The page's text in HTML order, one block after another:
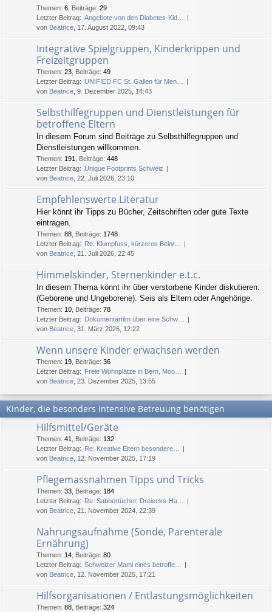
Themen: 6 Beiträge: 29
Letzter Beitrag: Angebote von den Diabetes-Kid…
von Beatrice , 17. August 2022, 09:43
Integrative Spielgruppen, Kinderkrippen und
Freizeitgruppen
Themen: 23 Beiträge: 49
Letzter Beitrag: UNIFIED FC St. Gallen für Men…
von Beatrice , 9. Dezember 2025, 14:43
Selbsthilfegruppen und Dienstleistungen für
betroffene Eltern
In diesem Forum sind Beiträge zu Selbsthilfegruppen und
Dienstleistungen willkommen.
Themen: 191 Beiträge: 448
Letzter Beitrag: Unique Footprints Schweiz
von Beatrice , 22. Juli 2026, 23:10
Empfehlenswerte Literatur
Hier könnt ihr Tipps zu Bücher, Zeitschriften oder gute Texte
eintragen.
Themen: 88 Beiträge: 1748
Letzter Beitrag: Re: Klumpfuss, kürzeres Bein/…
von Beatrice , 21. Juli 2026, 22:45
Himmelskinder, Sternenkinder e.t.c.
In diesem Thema könnt ihr über verstorbene Kinder diskutieren.
(Geborene und Ungeborene). Seis als Eltern oder Angehörige.
Themen: 10 Beiträge: 78
Letzter Beitrag: Dokumentarfilm über eine Schw…
von Beatrice , 31. März 2026, 12:22
Wenn unsere Kinder erwachsen werden
Themen: 19 Beiträge: 36
Letzter Beitrag: Freie Wohnplätze in Bern, Moo…
von Beatrice , 23. Dezember 2025, 13:55
Kinder, die besonders intensive Betreuung benötigen
Hilfsmittel/Geräte
Themen: 41 Beiträge: 132
Letzter Beitrag: Re: Kreative Eltern besondere…
von Beatrice , 12. November 2025, 17:19
Pflegemassnahmen Tipps und Tricks
Themen: 33 Beiträge: 184
Letzter Beitrag: Re: Sabbertücher, Dreiecks-Ha…
von Beatrice , 21. November 2024, 22:39
Nahrungsaufnahme (Sonde, Parenterale
Ernährung)
Themen: 14 Beiträge: 80
Letzter Beitrag: Schweizer Mami eines betroffe…
von Beatrice , 12. November 2025, 17:21
Hilfsorganisationen / Entlastungsmöglichkeiten
Themen: 88 Beiträge: 324